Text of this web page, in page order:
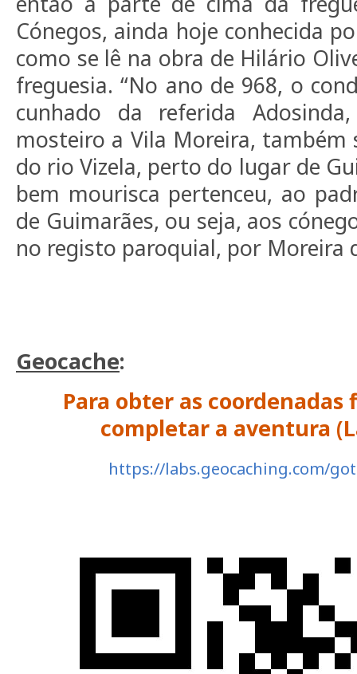
Cónegos, ainda hoje conhecida
como se lê na obra de Hilário
freguesia. “No ano de 968, o
cunhado da referida
mosteiro a Vila Moreira,
do rio Vizela, perto do lugar de
bem mourisca pertenceu, ao
de Guimarães, ou seja, aos
no registo paroquial, por Moreira
Geocache:
Para obter as
completar a aventura
https://labs.geocaching.com/